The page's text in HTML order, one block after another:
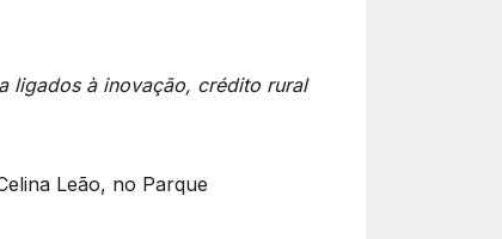
ligados à inovação, crédito rural
Leão, no Parque